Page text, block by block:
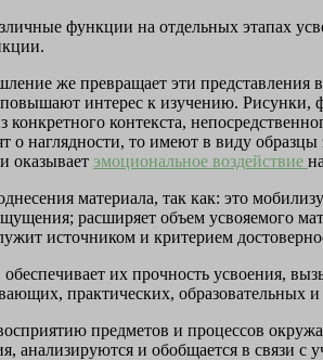
функции на отдельных этапах
же превращает эти
интерес к изучению.
контекста,
наглядности, то имеют в виду
оказывает эмоциональное воздействие
материала, так как: это
расширяет объем усвояемого
источником и критерием
их прочность усвоения,
практических, образовательных и
предметов и процессов
анализируются и обобщается в связи с